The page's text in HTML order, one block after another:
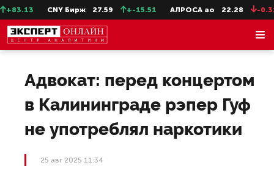
CNY Бирж 27.59 +-15.51 АЛРОСА ао 22.28 -0.31
Адвокат: перед концертом
в Калининграде рэпер Гуф
не употреблял наркотики
25 авг 2025 11:34